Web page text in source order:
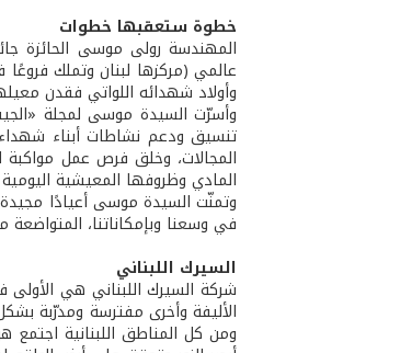
خطوة ستعقبها خطوات
عالمي (مركزها لبنان وتملك فروعًا
وأولاد شهدائه اللواتي فقدن
وأسرّت السيدة موسى لمجلة
تنسيق ودعم نشاطات أبناء
المجالات، وخلق فرص عمل مواكبة
المادي وظروفها المعيشية اليومية
وتمنّت السيدة موسى أعيادًا
في وسعنا وبإمكاناتنا،
السيرك اللبناني
شركة السيرك اللبناني هي
ومن كل المناطق اللبنانية